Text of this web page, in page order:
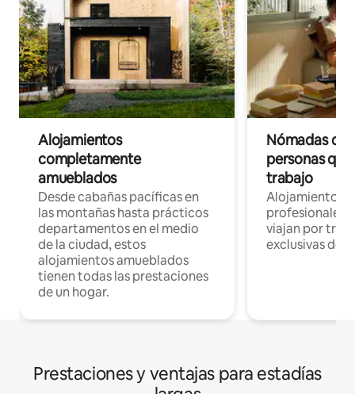
Alojamientos
completamente
amueblados
Desde cabañas pacíficas en
las montañas hasta prácticos
departamentos en el medio
de la ciudad, estos
alojamientos amueblados
tienen todas las prestaciones
de un hogar.
Nómadas
personas
trabajo
Alojamientos
profesionales
viajan por
exclusivas de
Prestaciones y ventajas para estadías